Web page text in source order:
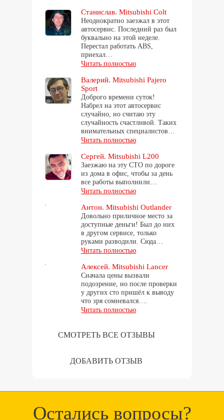
Станислав. Mitsubishi Colt
Неоднократно заезжал в этот
автосервис. Последний раз был
буквально на этой неделе.
Перестал работать ABS,
приехал…
Читать полностью
Валерий. Mitsubishi Pajero
Sport
Доброго времени суток!
Набрел на этот автосервис
случайно, но считаю эту
случайность счастливой. Таких
внимательных специалистов…
Читать полностью
Сергей. Mitsubishi L200
Заезжаю на эту СТО по дороге
из дома в офис, чтобы за день
все работы выполнили…
Читать полностью
Антон. Mitsubishi Outlander
Довольно приличное место за
доступные деньги! Был до них
в другом сервисе, только
руками разводили. Сюда…
Читать полностью
Алексей. Mitsubishi Lancer
Сначала цены вызвали
подозрение, но после проверки
у других сто пришёл к выводу
что зря сомневался….
Читать полностью
СМОТРЕТЬ ВСЕ ОТЗЫВЫ
ДОБАВИТЬ ОТЗЫВ
Остались вопросы?